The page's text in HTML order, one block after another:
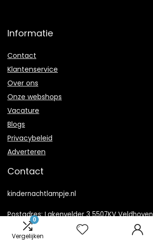
0
Vergelijken
Informatie
Contact
Klantenservice
Over ons
Onze webshops
Vacature
Blogs
Privacybeleid
Adverteren
Contact
kindernachtlampje.nl
Postadres: Lakenvelder 3 5507KV
KVK: 88360687